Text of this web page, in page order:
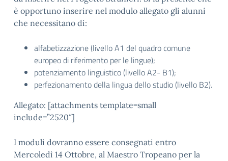
è opportuno inserire nel modulo allegato gli alunni
che necessitano di:
alfabetizzazione (livello A1 del quadro comune
europeo di riferimento per le lingue);
potenziamento linguistico (livello A2- B1);
perfezionamento della lingua dello studio (livello B2).
Allegato: [attachments template=small
include=”2520″]
I moduli dovranno essere consegnati entro
Mercoledì 14 Ottobre, al Maestro Tropeano per la